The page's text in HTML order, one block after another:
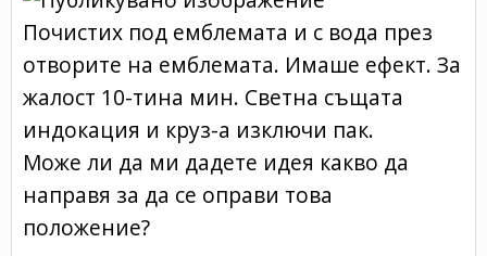
Почистих под емблемата и с вода през
отворите на емблемата. Имаше ефект. За
жалост 10-тина мин. Светна същата
индокация и круз-а изключи пак.
Mоже ли да ми дадете идея какво да
направя за да се оправи това
положение?